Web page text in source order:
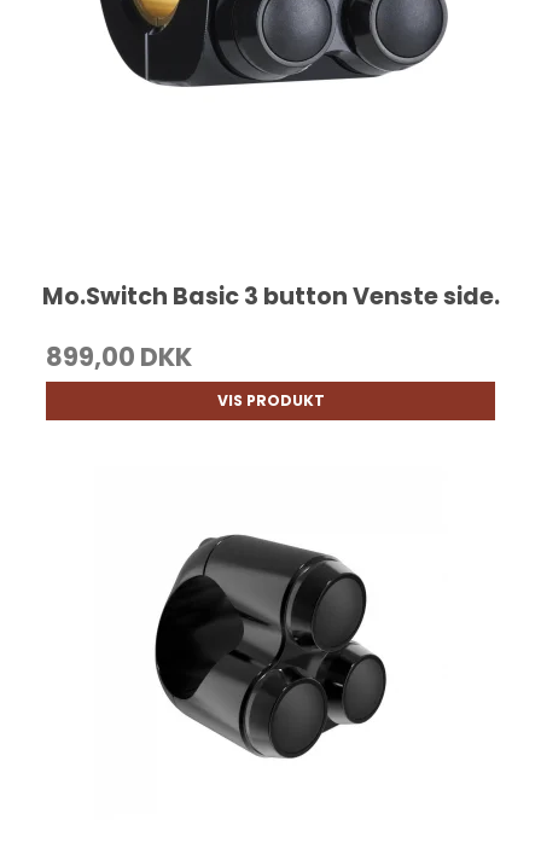
Mo.Switch Basic 3 button Venste side.
899,00 DKK
VIS PRODUKT